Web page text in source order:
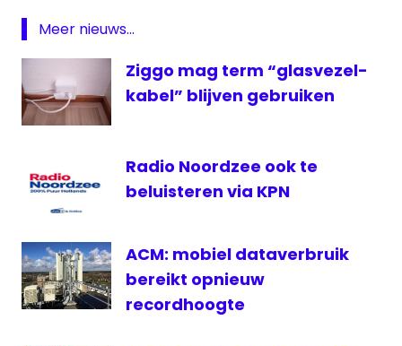
Meer nieuws...
Ziggo mag term “glasvezel-
kabel” blijven gebruiken
Radio Noordzee ook te
beluisteren via KPN
ACM: mobiel dataverbruik
bereikt opnieuw
recordhoogte